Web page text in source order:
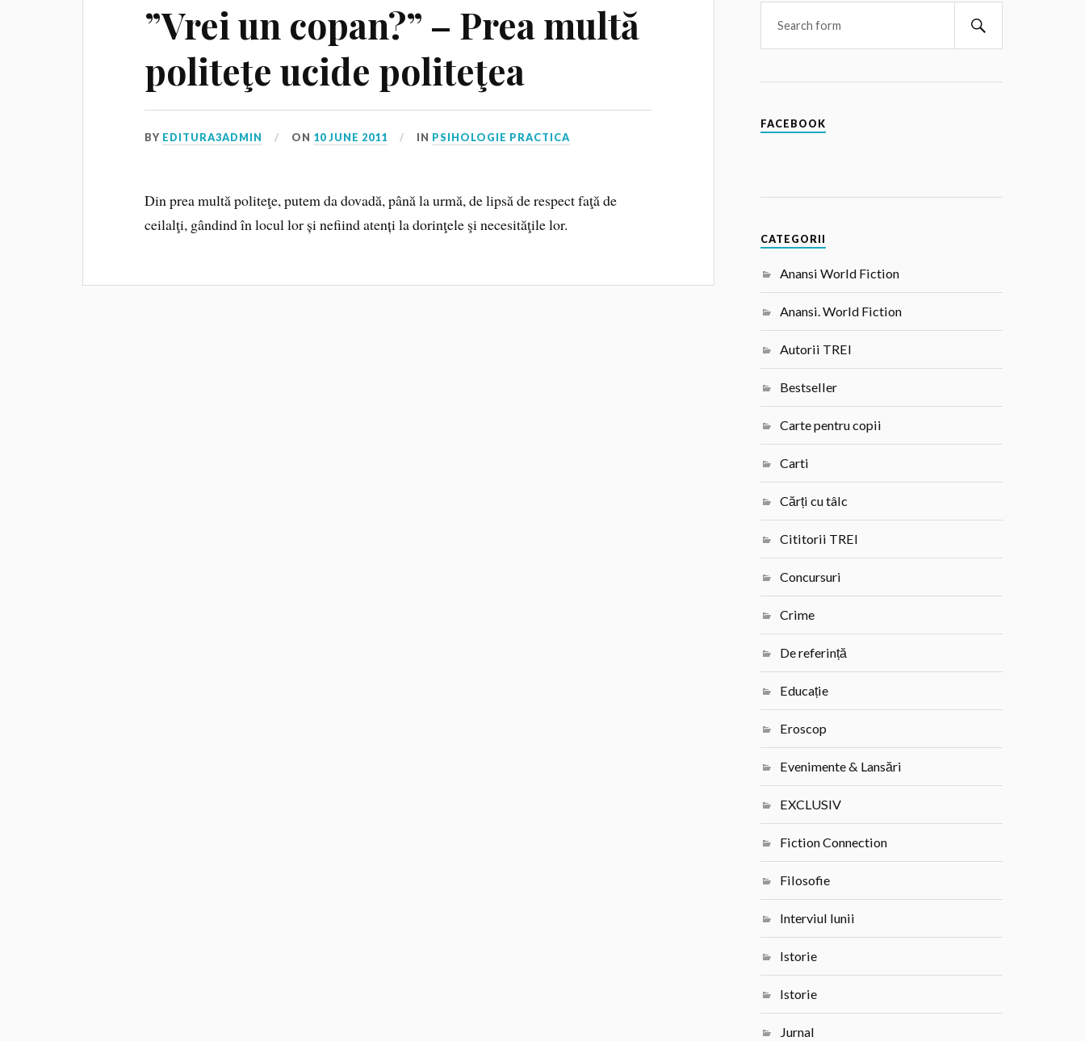
”Vrei un copan?” – Prea multă
politeţe ucide politeţea
BY EDITURA3ADMIN ON 10 JUNE 2011 IN PSIHOLOGIE PRACTICA
Din prea multă politeţe, putem da dovadă, până la urmă, de lipsă de respect faţă de
ceilalţi, gândind în locul lor și nefiind atenți la dorinţele şi necesităţile lor.
FACEBOOK
CATEGORII
Anansi World Fiction
Anansi. World Fiction
Autorii TREI
Bestseller
Carte pentru copii
Carti
Cărți cu tâlc
Cititorii TREI
Concursuri
Crime
De referință
Educație
Eroscop
Evenimente & Lansări
EXCLUSIV
Fiction Connection
Filosofie
Interviul lunii
Istorie
Istorie
Jurnal